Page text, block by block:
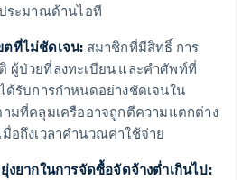
ระมาณด้านไอที
ตที่ไม่ชัดเจน: สมาชิกที่มีสิทธิ์ การ
ป่วยที่ลงทะเบียน และคำศัพท์ที่
ด้รับการกำหนดอย่างชัดเจนใน
มที่คลุมเครืออาจถูกตีความแตกต่าง
อถึงเวลาคำนวณค่าใช้จ่าย
งยากในการจัดซื้อจัดจ้างต่ำเกินไป: